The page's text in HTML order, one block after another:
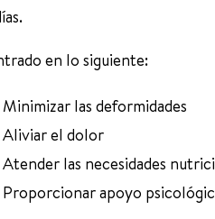
en lo siguiente:
Minimizar las deformidades
Aliviar el dolor
Atender las necesidades
Proporcionar apoyo